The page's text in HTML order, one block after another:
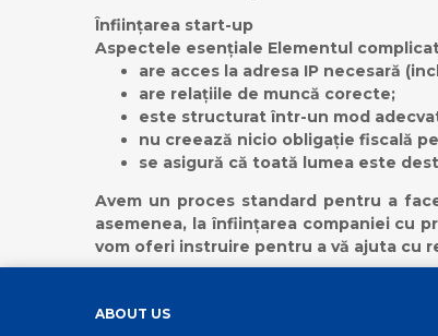
Înființarea start-up
Aspectele esențiale Elementul
are acces la adresa IP necesară
are relațiile de muncă corecte;
este structurat într-un mod
nu creează nicio obligație fiscală
se asigură că toată lumea este
Avem un proces standard pentru a
asemenea, la înființarea companiei cu
vom oferi instruire pentru a vă ajuta cu
ABOUT US